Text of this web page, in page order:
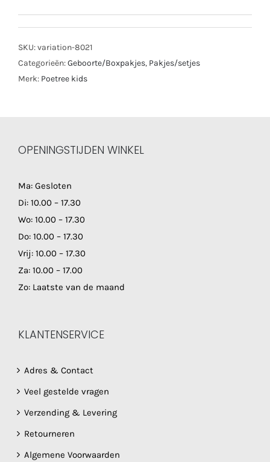
SKU:variation-8021
Categorieën:Geboorte/Boxpakjes, Pakjes/setjes
Merk: Poetree kids
OPENINGSTIJDEN WINKEL
Ma: Gesloten
Di: 10.00 – 17.30
Wo: 10.00 – 17.30
Do: 10.00 – 17.30
Vrij: 10.00 – 17.30
Za: 10.00 – 17.00
Zo: Laatste van de maand
KLANTENSERVICE
Adres & Contact
Veel gestelde vragen
Verzending & Levering
Retourneren
Algemene Voorwaarden